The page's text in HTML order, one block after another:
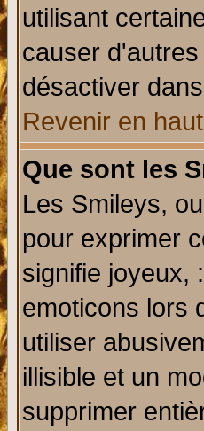
utilisant
causer
désactiver
Revenir en
Que sont les
Les Smileys,
pour exprimer
signifie joyeux,
emoticons lors
utiliser
illisible et un
supprimer